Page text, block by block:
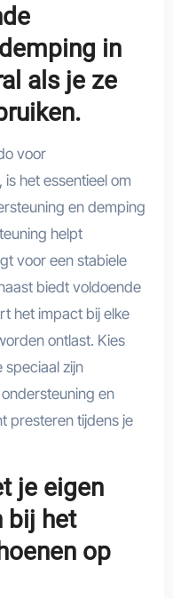
in
als je ze
voor
het essentieel om
en demping
helpt
voor een stabiele
biedt voldoende
het impact bij elke
ontlast. Kies
speciaal zijn
en
presteren tijdens je
je eigen
bij het
op